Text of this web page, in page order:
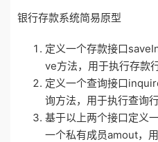
银行存款系统简易原型
定义一个存款接口
ve方法，用于执行存款行
定义一个查询接口
询方法，用于执行查询行
基于以上两个接口定义
一个私有成员amout，